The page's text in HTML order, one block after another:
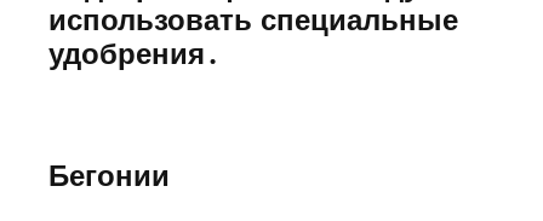
использовать специальные
удобрения․
Бегонии